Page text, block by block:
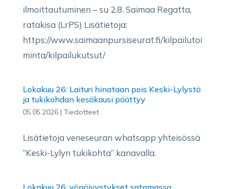
ilmoittautuminen – su 2.8. Saimaa Regatta,
ratakisa (LrPS) Lisätietoja:
https://www.saimaanpursiseurat.fi/kilpailutoi
minta/kilpailukutsut/
Lokakuu 26: Laituri hinataan pois Keski-Lylystä
ja tukikohdan kesäkausi päättyy
05.05.2026| Tiedotteet
Lisätietoja veneseuran whatsapp yhteisössä
”Keski-Lylyn tukikohta” kanavalla.
Lokakuu 26: yöpäivystykset satamassa